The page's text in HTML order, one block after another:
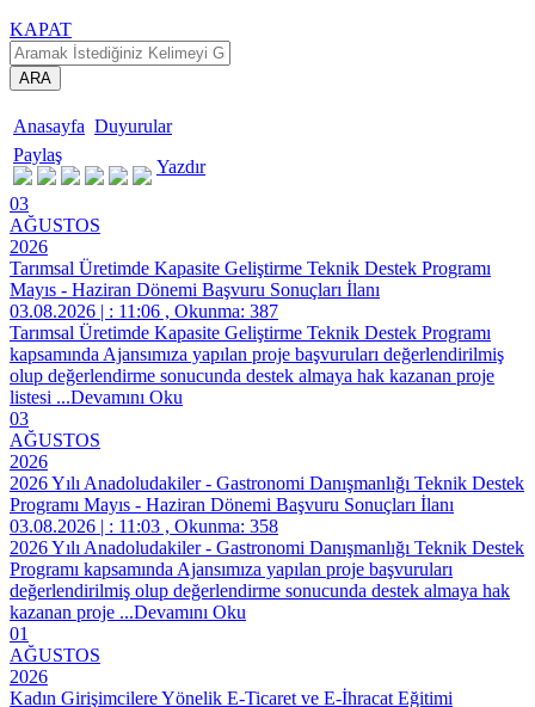
KAPAT
ARA
Anasayfa Duyurular
Paylaş
Yazdır
03
AĞUSTOS
2026
Tarımsal Üretimde Kapasite Geliştirme Teknik Destek Programı
Mayıs - Haziran Dönemi Başvuru Sonuçları İlanı
03.08.2026 | : 11:06 , Okunma: 387
Tarımsal Üretimde Kapasite Geliştirme Teknik Destek Programı
kapsamında Ajansımıza yapılan proje başvuruları değerlendirilmiş
olup değerlendirme sonucunda destek almaya hak kazanan proje
listesi ...Devamını Oku
03
AĞUSTOS
2026
2026 Yılı Anadoludakiler - Gastronomi Danışmanlığı Teknik Destek
Programı Mayıs - Haziran Dönemi Başvuru Sonuçları İlanı
03.08.2026 | : 11:03 , Okunma: 358
2026 Yılı Anadoludakiler - Gastronomi Danışmanlığı Teknik Destek
Programı kapsamında Ajansımıza yapılan proje başvuruları
değerlendirilmiş olup değerlendirme sonucunda destek almaya hak
kazanan proje ...Devamını Oku
01
AĞUSTOS
2026
Kadın Girişimcilere Yönelik E-Ticaret ve E-İhracat Eğitimi